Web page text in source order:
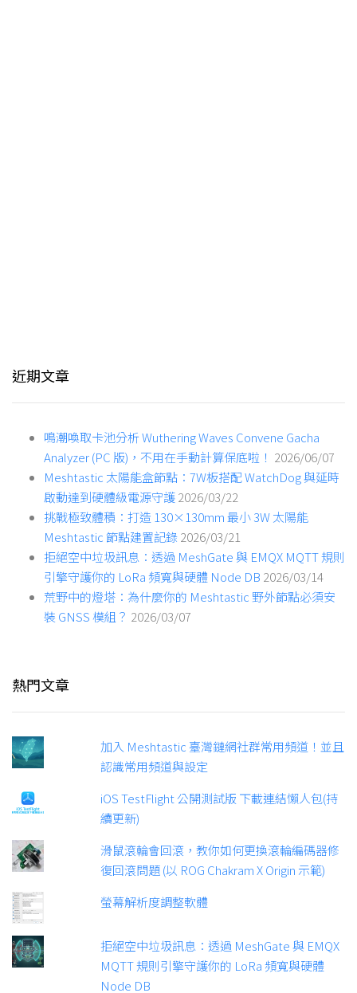
近期文章
鳴潮喚取卡池分析 Wuthering Waves Convene Gacha
Analyzer (PC 版)，不用在手動計算保底啦！ 2026/06/07
Meshtastic 太陽能盒節點：7W板搭配 WatchDog 與延時
啟動達到硬體級電源守護2026/03/22
挑戰極致體積：打造 130×130mm 最小 3W 太陽能
Meshtastic 節點建置記錄2026/03/21
拒絕空中垃圾訊息：透過 MeshGate 與 EMQX MQTT 規則
引擎守護你的 LoRa 頻寬與硬體 Node DB 2026/03/14
荒野中的燈塔：為什麼你的 Meshtastic 野外節點必須安
裝 GNSS 模組？ 2026/03/07
熱門文章
加入 Meshtastic 臺灣鏈網社群常用頻道！並且
認識常用頻道與設定
iOS TestFlight 公開測試版 下載連結懶人包(持
續更新)
滑鼠滾輪會回滾，教你如何更換滾輪編碼器修
復回滾問題 (以 ROG Chakram X Origin 示範)
螢幕解析度調整軟體
拒絕空中垃圾訊息：透過 MeshGate 與 EMQX
MQTT 規則引擎守護你的 LoRa 頻寬與硬體
Node DB